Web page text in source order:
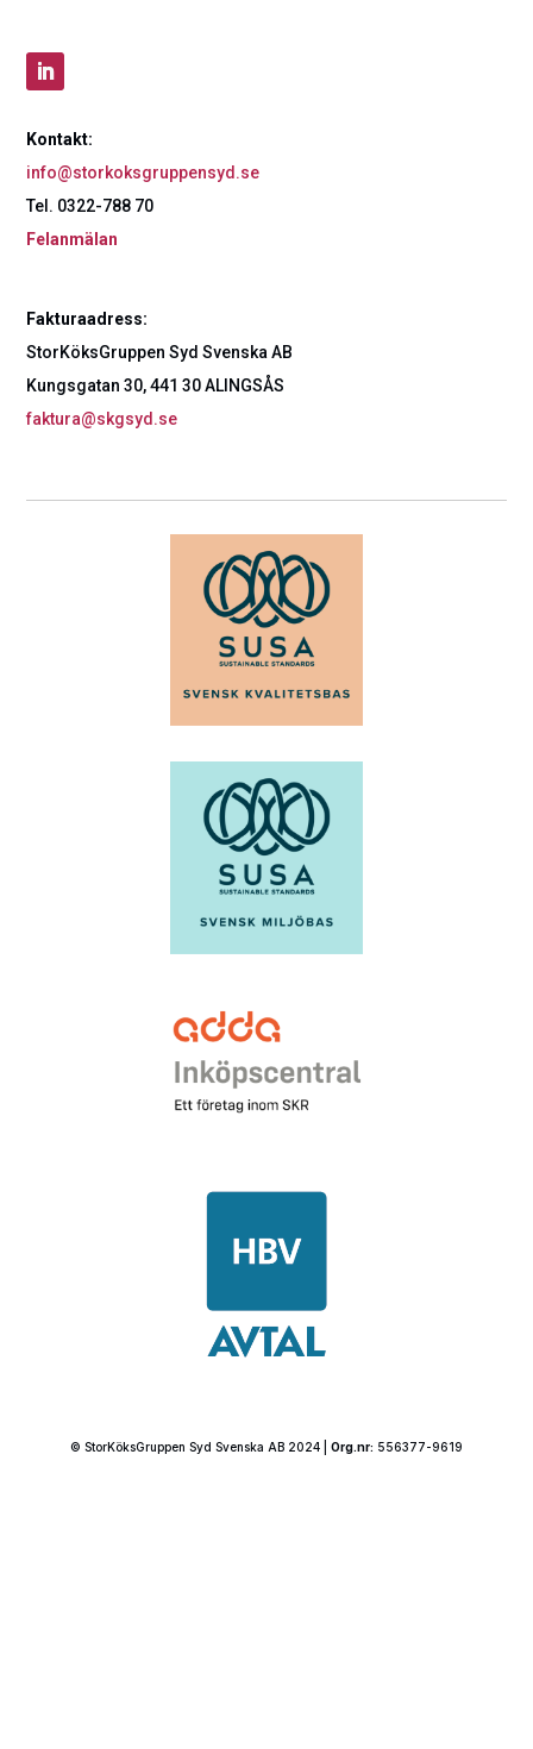
Kontakt:
info@storkoksgruppensyd.se
Tel. 0322-788 70
Felanmälan
Fakturaadress:
StorKöksGruppen Syd Svenska AB
Kungsgatan 30, 441 30 ALINGSÅS
faktura@skgsyd.se
© StorKöksGruppen Syd Svenska AB 2024 | Org.nr: 556377-9619